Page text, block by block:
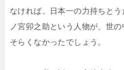
なければ、日本一の力持ちと
ノ宮卯之助という人物が、世
そらくなかったでしょう。